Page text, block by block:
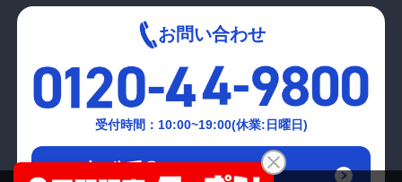
お問い合わせ
受付時間：10:00~19:00(休業:日曜日)
メールでの